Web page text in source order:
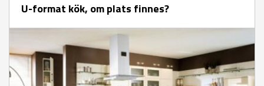
U-format kök, om plats finnes?